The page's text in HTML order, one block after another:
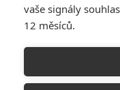
RECENZE FILMŮ
10
vaše signály
12 měsíců.